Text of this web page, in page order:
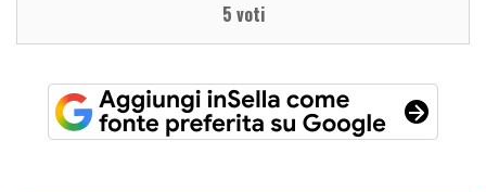
5 voti